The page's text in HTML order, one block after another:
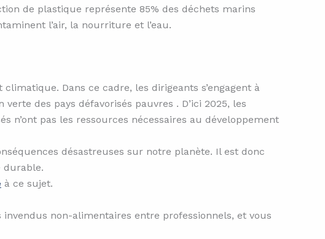
de plastique représente 85% des déchets marins
l’air, la nourriture et l’eau.
Dans ce cadre, les dirigeants s’engagent à
des pays défavorisés pauvres . D’ici 2025, les
n’ont pas les ressources nécessaires au développement
désastreuses sur notre planète. Il est donc
durable.
à ce sujet.
non-alimentaires entre professionnels, et vous